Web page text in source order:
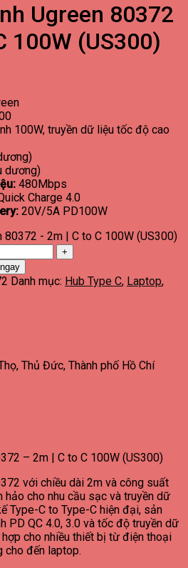
Ugreen 80372
100W (US300)
100W, truyền dữ liệu tốc độ cao
dương)
480Mbps
Charge 4.0
20V/5A PD100W
80372 - 2m | C to C 100W (US300)
Danh mục: Hub Type C, Laptop,
Thủ Đức, Thành phố Hồ Chí
– 2m | C to C 100W (US300)
với chiều dài 2m và công suất
hảo cho nhu cầu sạc và truyền dữ
Type-C to Type-C hiện đại, sản
PD QC 4.0, 3.0 và tốc độ truyền dữ
cho nhiều thiết bị từ điện thoại
cho đến laptop.